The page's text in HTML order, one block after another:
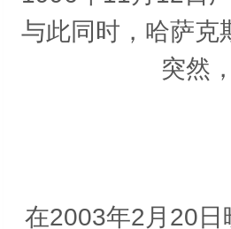
与此同时，哈萨克
突然
在2003年2月20日